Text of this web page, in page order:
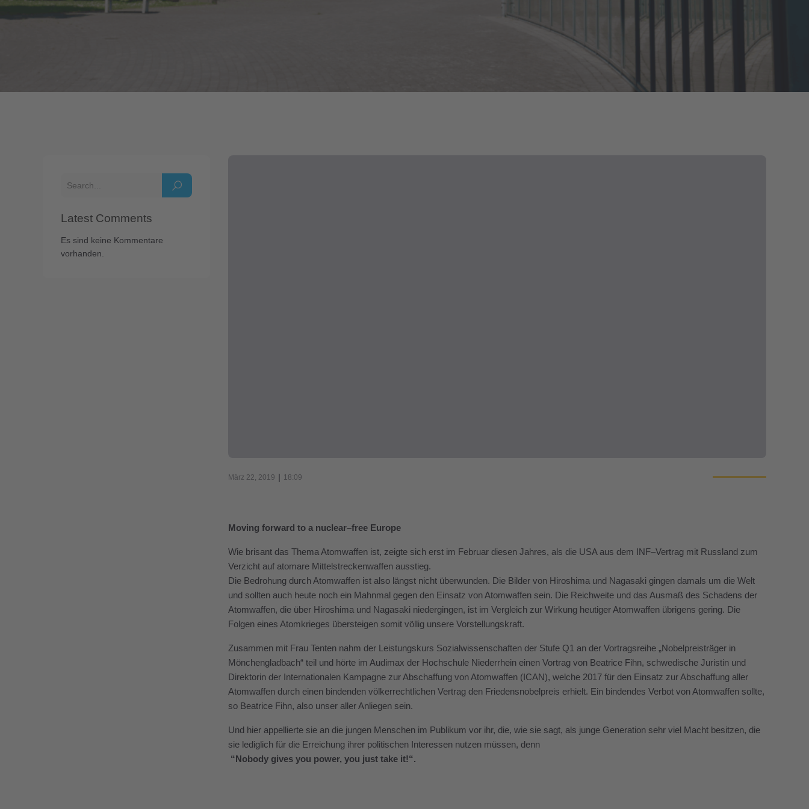
Latest Comments
Es sind keine Kommentare
vorhanden.
März 22, 2019 | 18:09
Moving forward to a nuclear–free Europe
Wie brisant das Thema Atomwaffen ist, zeigte sich erst im Februar diesen Jahres, als die USA aus dem INF–Vertrag mit Russland zum
Verzicht auf atomare Mittelstreckenwaffen ausstieg.
Die Bedrohung durch Atomwaffen ist also längst nicht überwunden. Die Bilder von Hiroshima und Nagasaki gingen damals um die Welt
und sollten auch heute noch ein Mahnmal gegen den Einsatz von Atomwaffen sein. Die Reichweite und das Ausmaß des Schadens der
Atomwaffen, die über Hiroshima und Nagasaki niedergingen, ist im Vergleich zur Wirkung heutiger Atomwaffen übrigens gering. Die
Folgen eines Atomkrieges übersteigen somit völlig unsere Vorstellungskraft.
Zusammen mit Frau Tenten nahm der Leistungskurs Sozialwissenschaften der Stufe Q1 an der Vortragsreihe „Nobelpreisträger in
Mönchengladbach“ teil und hörte im Audimax der Hochschule Niederrhein einen Vortrag von Beatrice Fihn, schwedische Juristin und
Direktorin der Internationalen Kampagne zur Abschaffung von Atomwaffen (ICAN), welche 2017 für den Einsatz zur Abschaffung aller
Atomwaffen durch einen bindenden völkerrechtlichen Vertrag den Friedensnobelpreis erhielt. Ein bindendes Verbot von Atomwaffen sollte,
so Beatrice Fihn, also unser aller Anliegen sein.
Und hier appellierte sie an die jungen Menschen im Publikum vor ihr, die, wie sie sagt, als junge Generation sehr viel Macht besitzen, die
sie lediglich für die Erreichung ihrer politischen Interessen nutzen müssen, denn
“Nobody gives you power, you just take it!“.